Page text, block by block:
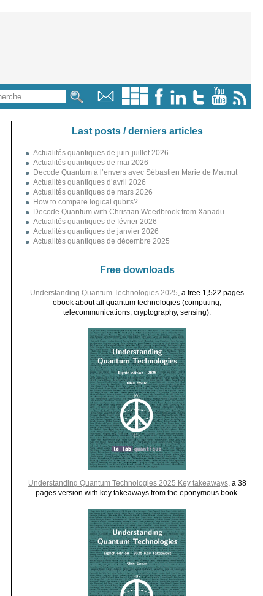
Last posts / derniers articles
Actualités quantiques de juin-juillet 2026
Actualités quantiques de mai 2026
Decode Quantum à l’envers avec Sébastien Marie de Matmut
Actualités quantiques d’avril 2026
Actualités quantiques de mars 2026
How to compare logical qubits?
Decode Quantum with Christian Weedbrook from Xanadu
Actualités quantiques de février 2026
Actualités quantiques de janvier 2026
Actualités quantiques de décembre 2025
Free downloads
Understanding Quantum Technologies 2025 , a free 1,522 pages
ebook about all quantum technologies (computing,
telecommunications, cryptography, sensing):
Understanding Quantum Technologies 2025 Key takeaways, a 38
pages version with key takeaways from the eponymous book.